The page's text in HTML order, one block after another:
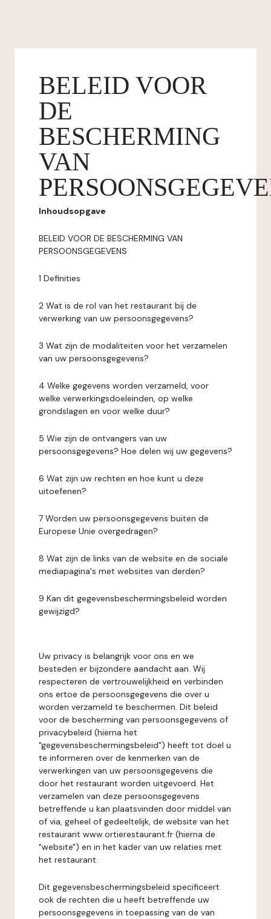
BELEID VOOR
DE
BESCHERMING
VAN
Inhoudsopgave
BELEID VOOR DE BESCHERMING VAN
PERSOONSGEGEVENS
1 Definities
2 Wat is de rol van het restaurant bij de
verwerking van uw persoonsgegevens?
3 Wat zijn de modaliteiten voor het verzamelen
van uw persoonsgegevens?
4 Welke gegevens worden verzameld, voor
welke verwerkingsdoeleinden, op welke
grondslagen en voor welke duur?
5 Wie zijn de ontvangers van uw
persoonsgegevens? Hoe delen wij uw gegevens?
6 Wat zijn uw rechten en hoe kunt u deze
uitoefenen?
7 Worden uw persoonsgegevens buiten de
Europese Unie overgedragen?
8 Wat zijn de links van de website en de sociale
mediapagina's met websites van derden?
9 Kan dit gegevensbeschermingsbeleid worden
gewijzigd?
Uw privacy is belangrijk voor ons en we
besteden er bijzondere aandacht aan. Wij
respecteren de vertrouwelijkheid en verbinden
ons ertoe de persoonsgegevens die over u
worden verzameld te beschermen. Dit beleid
voor de bescherming van persoonsgegevens of
privacybeleid (hierna het
"gegevensbeschermingsbeleid") heeft tot doel u
te informeren over de kenmerken van de
verwerkingen van uw persoonsgegevens die
door het restaurant worden uitgevoerd. Het
verzamelen van deze persoonsgegevens
betreffende u kan plaatsvinden door middel van
of via, geheel of gedeeltelijk, de website van het
restaurant www.ortierestaurant.fr (hierna de
"website") en in het kader van uw relaties met
het restaurant.
Dit gegevensbeschermingsbeleid specificeert
ook de rechten die u heeft betreffende uw
persoonsgegevens in toepassing van de van